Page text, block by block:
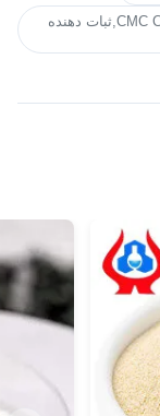
Na پوشش CMC,پوشش CMC Carboxymethylcellulose,ثبات دهنده